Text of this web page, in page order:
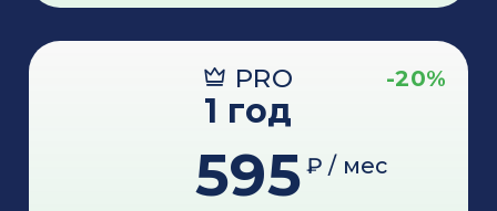
PRO -20%
1 год
595 ₽ / мес